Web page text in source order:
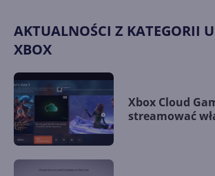
AKTUALNOŚCI Z KATEGORII
XBOX
Xbox Cloud
streamować